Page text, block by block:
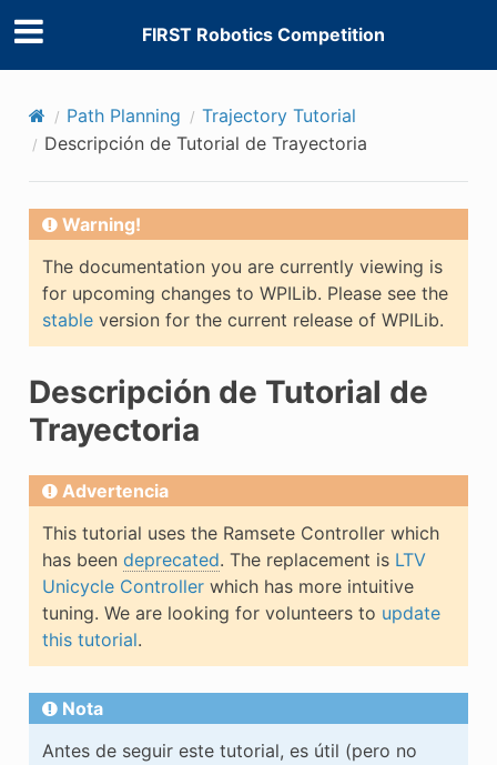
FIRST Robotics Competition
Path Planning
Trajectory Tutorial
Descripción de Tutorial de Trayectoria
Warning!
The documentation you are currently viewing is
for upcoming changes to WPILib. Please see the
stableversion for the current release of WPILib.
Descripción de Tutorial de
Trayectoria
Advertencia
This tutorial uses the Ramsete Controller which
has been deprecated. The replacement is LTV
Unicycle Controllerwhich has more intuitive
tuning. We are looking for volunteers to update
this tutorial.
Nota
Antes de seguir este tutorial, es útil (pero no